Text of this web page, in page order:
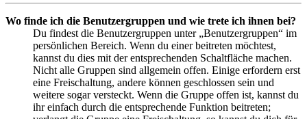
Wo finde ich die Benutzergruppen und wie trete ich ihnen bei?
Du findest die Benutzergruppen unter „Benutzergruppen“ im
persönlichen Bereich. Wenn du einer beitreten möchtest,
kannst du dies mit der entsprechenden Schaltfläche machen.
Nicht alle Gruppen sind allgemein offen. Einige erfordern erst
eine Freischaltung, andere können geschlossen sein und
weitere sogar versteckt. Wenn die Gruppe offen ist, kannst du
ihr einfach durch die entsprechende Funktion beitreten;